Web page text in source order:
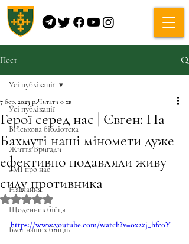
Пост
Усі публікації
Військова бібліотека
Життя Бригади
ЗМІ про нас
Навчання
Щоденник бійця
Блог наших бійців
Усі публікації
Герої серед нас | Євген: На
Бахмуті наші міномети дуже
ефективно подавляли живу
силу противника
7 бер. 2023 р.Читати 0 хв
Оцінка: NaN з 5 зірок.
https://www.youtube.com/watch?v=ox2zj_hfc0Y